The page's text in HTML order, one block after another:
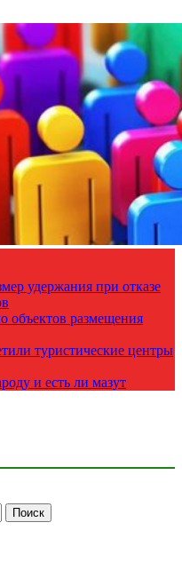
удержания при отказе
объектов размещения
туристические центры
и есть ли мазут